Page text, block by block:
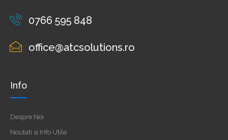
0766 595 848
office@atcsolutions.ro
Info
Despre Noi
Noutati si Info Utile